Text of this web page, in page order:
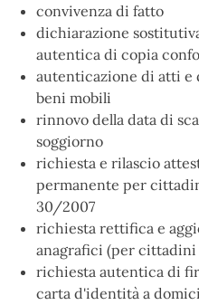
convivenza di fatto
dichiarazione
autentica di copia
autenticazione di atti e
beni mobili
rinnovo della data di
soggiorno
richiesta e rilascio
permanente per
30/2007
richiesta rettifica e
anagrafici (per
richiesta autentica di
carta d'identità a